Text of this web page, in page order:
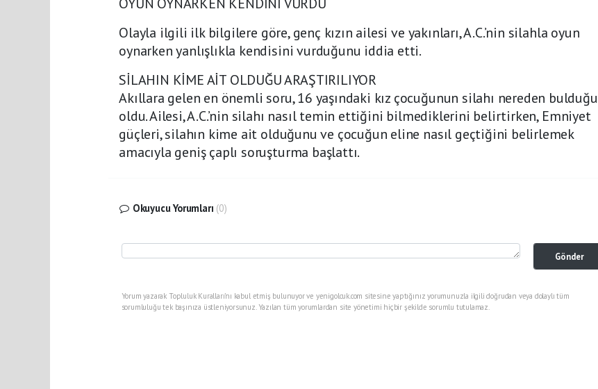
OYUN OYNARKEN KENDİNİ VURDU
Olayla ilgili ilk bilgilere göre, genç kızın ailesi ve yakınları, A.C.’nin silahla oyun
oynarken yanlışlıkla kendisini vurduğunu iddia etti.
SİLAHIN KİME AİT OLDUĞU ARAŞTIRILIYOR
Akıllara gelen en önemli soru, 16 yaşındaki kız çocuğunun silahı nereden bulduğu
oldu. Ailesi, A.C.’nin silahı nasıl temin ettiğini bilmediklerini belirtirken, Emniyet
güçleri, silahın kime ait olduğunu ve çocuğun eline nasıl geçtiğini belirlemek
amacıyla geniş çaplı soruşturma başlattı.
Okuyucu Yorumları (0)
Gönder
Yorum yazarak Topluluk Kuralları’nı kabul etmiş bulunuyor ve yenigolcuk.com sitesine yaptığınız yorumunuzla ilgili doğrudan veya dolaylı tüm
sorumluluğu tek başınıza üstleniyorsunuz. Yazılan tüm yorumlardan site yönetimi hiçbir şekilde sorumlu tutulamaz.